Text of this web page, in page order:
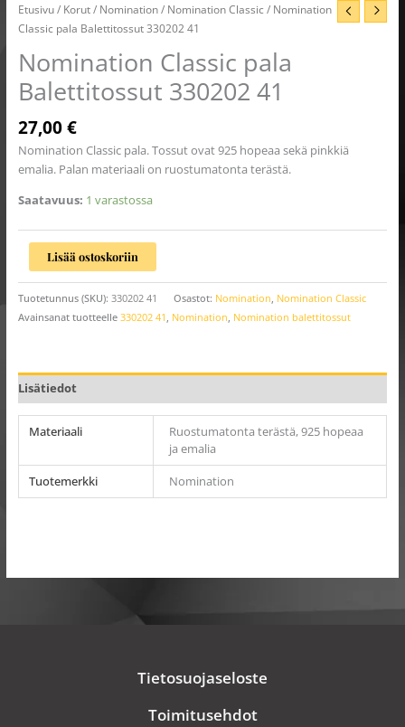
Etusivu/ Korut/ Nomination/ Nomination Classic/ Nomination
Classic pala Balettitossut 330202 41
Nomination Classic pala
Balettitossut 330202 41
27,00€
Nomination Classic pala. Tossut ovat 925 hopeaa sekä pinkkiä
emalia. Palan materiaali on ruostumatonta terästä.
Saatavuus: 1 varastossa
Lisää ostoskoriin
Tuotetunnus (SKU): 330202 41 Osastot: Nomination, Nomination Classic
Avainsanat tuotteelle 330202 41 , Nomination, Nomination balettitossut
Lisätiedot
Materiaali
Ruostumatonta terästä, 925 hopeaa
ja emalia
Tuotemerkki
Nomination
Tietosuojaseloste
Toimitusehdot